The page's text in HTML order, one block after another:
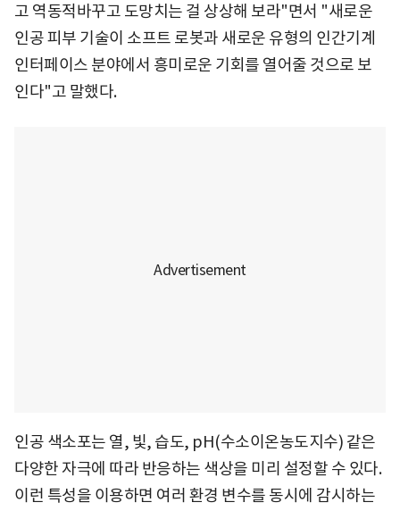
고 역동적바꾸고 도망치는 걸 상상해 보라"면서 "새로운
인공 피부 기술이 소프트 로봇과 새로운 유형의 인간기계
인터페이스 분야에서 흥미로운 기회를 열어줄 것으로 보
인다"고 말했다.
인공 색소포는 열, 빛, 습도, pH(수소이온농도지수) 같은
다양한 자극에 따라 반응하는 색상을 미리 설정할 수 있다.
이런 특성을 이용하면 여러 환경 변수를 동시에 감시하는